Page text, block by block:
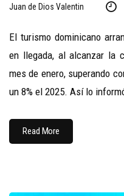
Juan de Dios Valentin
El turismo dominicano
en llegada, al alcanzar la
mes de enero, superando
un 8% el 2025. Así lo
Read More